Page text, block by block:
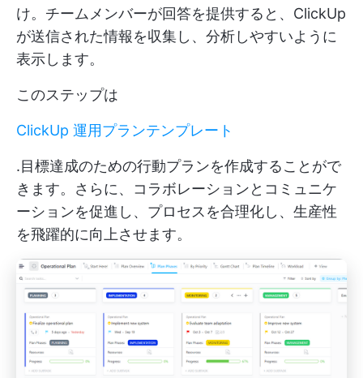
け。チームメンバーが回答を提供すると、ClickUp
が送信された情報を収集し、分析しやすいように
表示します。
このステップは
ClickUp 運用プランテンプレート
.目標達成のための行動プランを作成することがで
きます。さらに、コラボレーションとコミュニケ
ーションを促進し、プロセスを合理化し、生産性
を飛躍的に向上させます。